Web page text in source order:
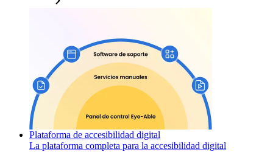
Plataforma de accesibilidad digital
La plataforma completa para la accesibilidad digital